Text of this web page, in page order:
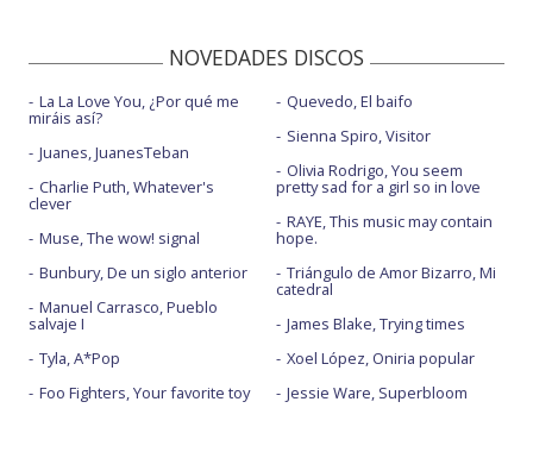
Darjeeling - con FKA twigs y Unknown T
Don't watch me cry - BBC Radio 1 Live Lounge
Don't watch me cry - BRIT Awards 2019
Falling or flying
Falling or flying - Later... with Jools Holland
Feelings - con J Hus
Go go go
Gone
Gone - Vevo Live Performance
NOVEDADES DISCOS
La La Love You, ¿Por qué me
miráis así?
Juanes, JuanesTeban
Charlie Puth, Whatever's
clever
Muse, The wow! signal
Bunbury, De un siglo anterior
Manuel Carrasco, Pueblo
salvaje I
Tyla, A*Pop
Foo Fighters, Your favorite toy
Quevedo, El baifo
Sienna Spiro, Visitor
Olivia Rodrigo, You seem
pretty sad for a girl so in love
RAYE, This music may contain
hope.
Triángulo de Amor Bizarro, Mi
catedral
James Blake, Trying times
Xoel López, Oniria popular
Jessie Ware, Superbloom